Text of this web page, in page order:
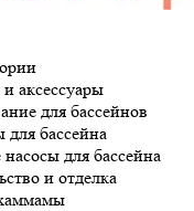
аксессуары
для бассейнов
бассейна
для бассейна
и отделка